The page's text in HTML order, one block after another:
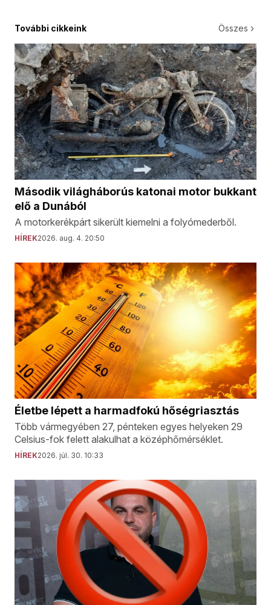
További cikkeink Összes
Második világháborús katonai motor bukkant
elő a Dunából
A motorkerékpárt sikerült kiemelni a folyómederből.
HÍREK2026. aug. 4. 20:50
Életbe lépett a harmadfokú hőségriasztás
Több vármegyében 27, pénteken egyes helyeken 29
Celsius-fok felett alakulhat a középhőmérséklet.
HÍREK2026. júl. 30. 10:33